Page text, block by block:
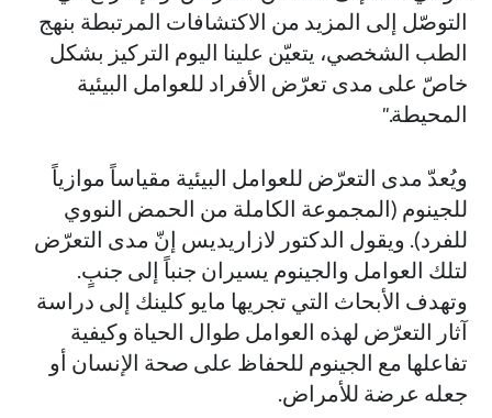
التوصّل إلى المزيد من الاكتشافات المرتبطة بنهج
الطب الشخصي، يتعيّن علينا اليوم التركيز بشكل
خاصّ على مدى تعرّض الأفراد للعوامل البيئية
المحيطة."
ويُعدّ مدى التعرّض للعوامل البيئية مقياساً موازياً
للجينوم (المجموعة الكاملة من الحمض النووي
للفرد). ويقول الدكتور لازاريديس إنّ مدى التعرّض
لتلك العوامل والجينوم يسيران جنباً إلى جنبٍ.
وتهدف الأبحاث التي تجريها مايو كلينك إلى دراسة
آثار التعرّض لهذه العوامل طوال الحياة وكيفية
تفاعلها مع الجينوم للحفاظ على صحة الإنسان أو
جعله عرضة للأمراض.